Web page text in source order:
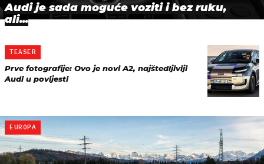
Audi je sada moguće voziti i bez ruku,
ali...
TEASER
Prve fotografije: Ovo je novi A2, najštedljiviji
Audi u povijesti
EUROPA